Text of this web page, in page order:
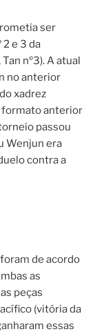
ser
2 e 3 da
nº3). A atual
no anterior
xadrez
formato anterior
passou
Wenjun era
contra a
de acordo
as
peças
(vitória da
essas